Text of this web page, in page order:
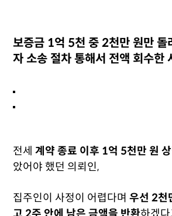
보증금 1억 5천 중 2천만 원만 돌
자 소송 절차 통해서 전액 회수한
전세계약 종료 이후 1억 5천만 원
았어야 했던 의뢰인,
집주인이 사정이 어렵다며우선 2천